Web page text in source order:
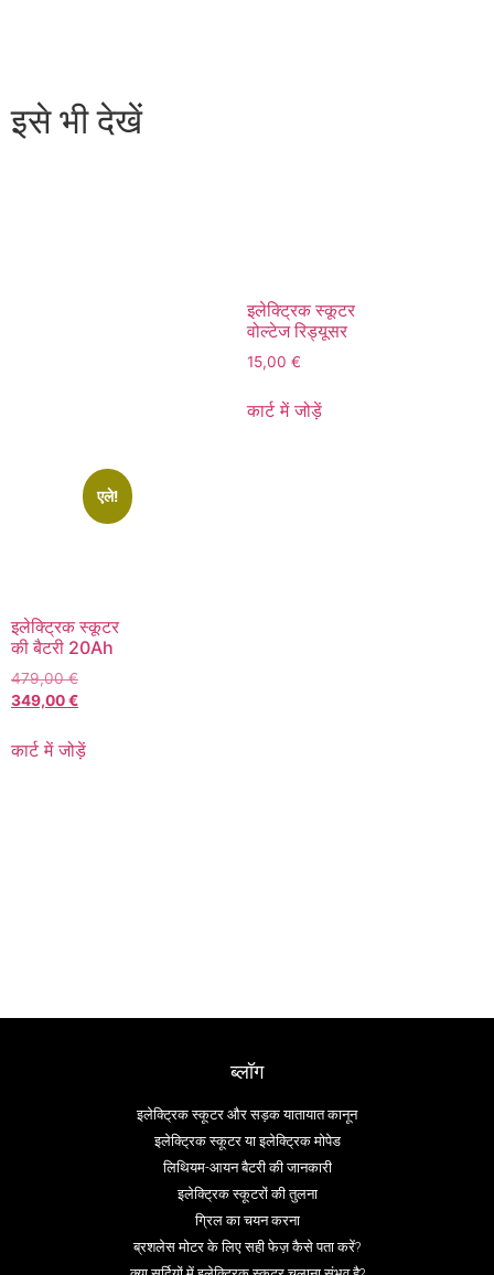
इसे भी देखें
इलेक्ट्रिक स्कूटर
वोल्टेज रिड्यूसर
15,00 €
कार्ट में जोड़ें
एले!
इलेक्ट्रिक स्कूटर
की बैटरी 20Ah
479,00€
349,00€
कार्ट में जोड़ें
ब्लॉग
इलेक्ट्रिक स्कूटर और सड़क यातायात कानून
इलेक्ट्रिक स्कूटर या इलेक्ट्रिक मोपेड
लिथियम-आयन बैटरी की जानकारी
इलेक्ट्रिक स्कूटरों की तुलना
ग्रिल का चयन करना
ब्रशलेस मोटर के लिए सही फेज़ कैसे पता करें?